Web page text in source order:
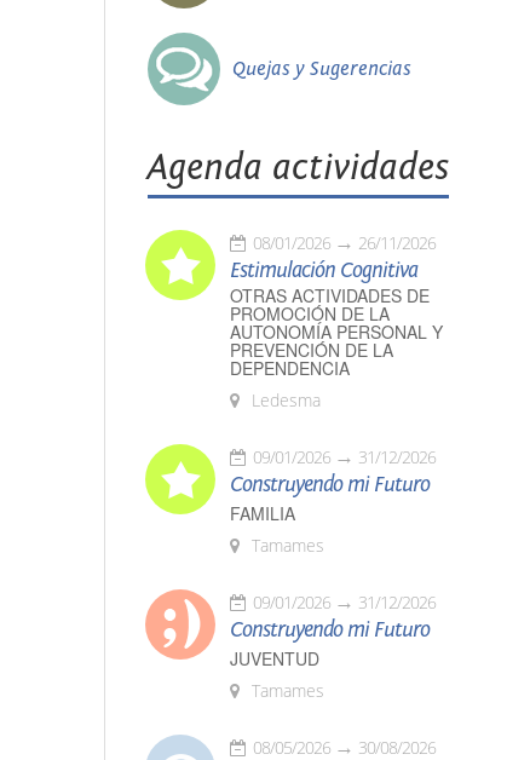
Quejas y Sugerencias
Agenda actividades
08/01/2026 26/11/2026
Estimulación Cognitiva
OTRAS ACTIVIDADES DE
PROMOCIÓN DE LA
AUTONOMÍA PERSONAL Y
PREVENCIÓN DE LA
DEPENDENCIA
Ledesma
09/01/2026 31/12/2026
Construyendo mi Futuro
FAMILIA
Tamames
09/01/2026 31/12/2026
Construyendo mi Futuro
JUVENTUD
Tamames
08/05/2026 30/08/2026